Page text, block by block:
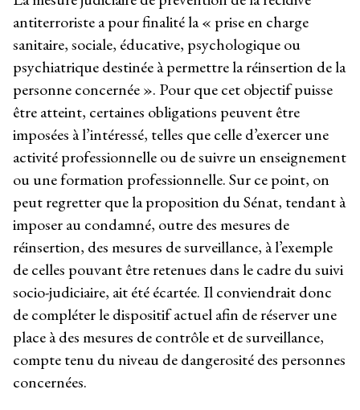
antiterroriste a pour finalité la « prise en charge
sanitaire, sociale, éducative, psychologique ou
psychiatrique destinée à permettre la réinsertion de la
personne concernée ». Pour que cet objectif puisse
être atteint, certaines obligations peuvent être
imposées à l’intéressé, telles que celle d’exercer une
activité professionnelle ou de suivre un enseignement
ou une formation professionnelle. Sur ce point, on
peut regretter que la proposition du Sénat, tendant à
imposer au condamné, outre des mesures de
réinsertion, des mesures de surveillance, à l’exemple
de celles pouvant être retenues dans le cadre du suivi
socio-judiciaire, ait été écartée. Il conviendrait donc
de compléter le dispositif actuel afin de réserver une
place à des mesures de contrôle et de surveillance,
compte tenu du niveau de dangerosité des personnes
concernées.